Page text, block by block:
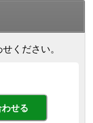
ください。
せる